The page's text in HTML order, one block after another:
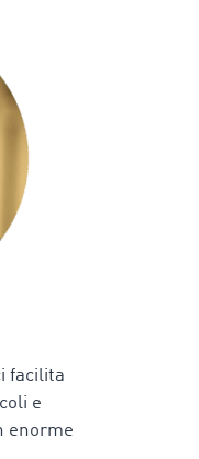
facilita
e
enorme